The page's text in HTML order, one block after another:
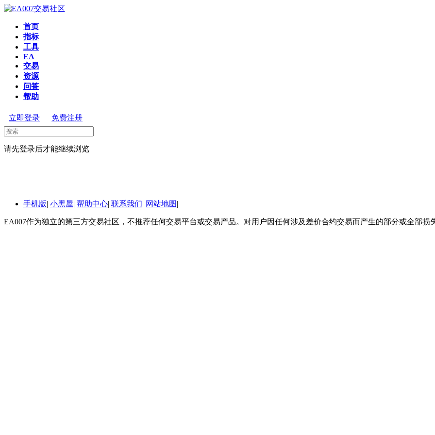
首页
指标
工具
EA
交易
资源
问答
帮助
立即登录 免费注册
请先登录后才能继续浏览
手机版| 小黑屋| 帮助中心| 联系我们| 网站地图|
EA007作为独立的第三方交易社区，不推荐任何交易平台或交易产品。对用户因任何涉及差价合约交易而产生的部分或全部损